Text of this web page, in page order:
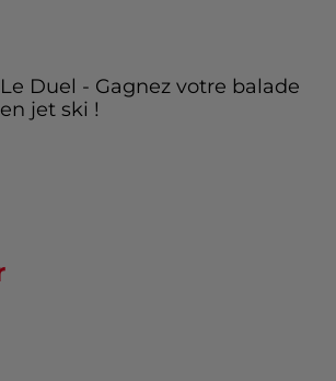
Le Duel - Gagnez votre balade
en jet ski !